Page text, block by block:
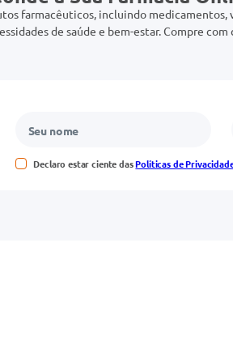
farmacêuticos, incluindo
de saúde e bem-estar. Compre
Declaro estar ciente dasPolíticas de